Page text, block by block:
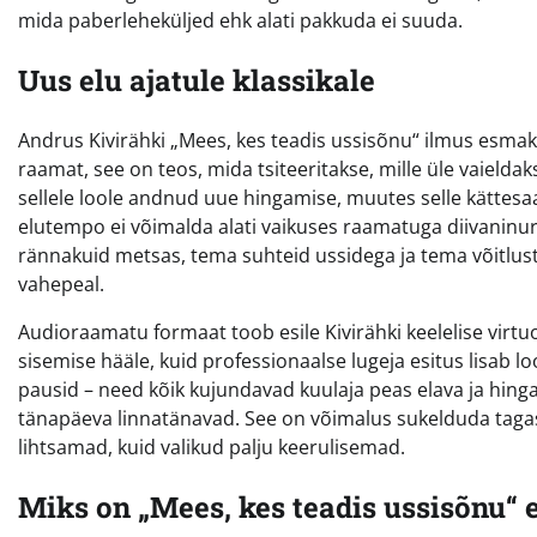
mida paberleheküljed ehk alati pakkuda ei suuda.
Uus elu ajatule klassikale
Andrus Kivirähki „Mees, kes teadis ussisõnu“ ilmus
raamat, see on teos, mida tsiteeritakse, mille üle
sellele loole andnud uue hingamise, muutes selle
elutempo ei võimalda alati vaikuses raamatuga
rännakuid metsas, tema suhteid ussidega ja tema
vahepeal.
Audioraamatu formaat toob esile Kivirähki keelelise
sisemise hääle, kuid professionaalse lugeja esitus lisab
pausid – need kõik kujundavad kuulaja peas elava ja
tänapäeva linnatänavad. See on võimalus sukelduda
lihtsamad, kuid valikud palju keerulisemad.
Miks on „Mees, kes teadis